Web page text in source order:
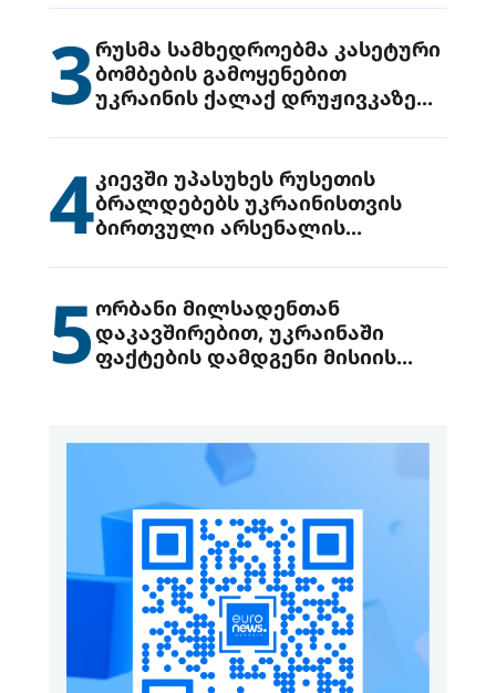
3რუსმა სამხედროებმა კასეტური
ბომბების გამოყენებით
უკრაინის ქალაქ დრუჟივკაზე
4კიევში უპასუხეს რუსეთის
ბრალდებებს უკრაინისთვის
ბირთვული არსენალის
5ორბანი მილსადენთან
დაკავშირებით, უკრაინაში
ფაქტების დამდგენი მისიის